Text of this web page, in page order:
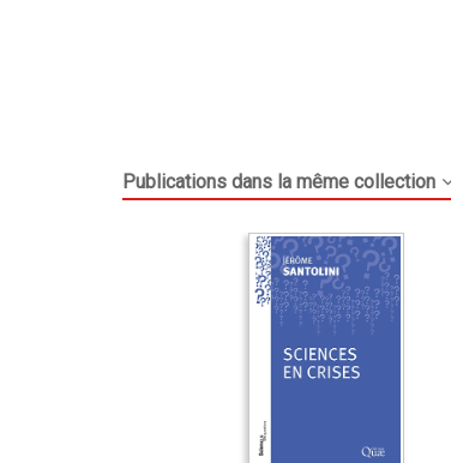
Publications dans la même collection